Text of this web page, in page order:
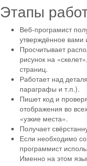
Этапы
Веб-програмист
утверждённое вами
Просчитывает
рисунок на
страниц.
Работает над
параграфы и т.п.).
Пишет код и
отображения во
«узкие места».
Получает
Если необходимо
программист
Именно на этом